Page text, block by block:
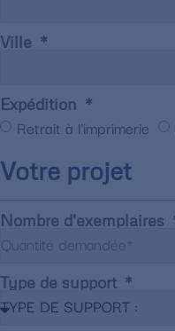
Ville
Expédition
Retrait à l'imprimerie
Votre projet
Nombre d'exemplaires
Type de support